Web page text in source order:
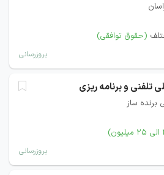
(حقوق توافقی)
بروزرسانی
تلفنی و برنامه ریزی
برنده ساز
بروزرسانی